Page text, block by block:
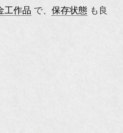
工作品 で、 保存状態 も良